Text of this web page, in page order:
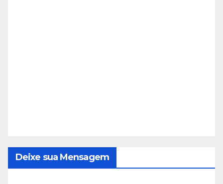
Deixe sua Mensagem